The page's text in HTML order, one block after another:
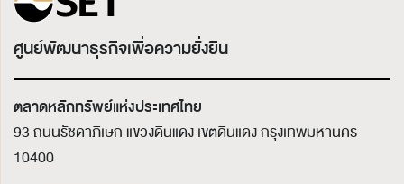
ศูนย์พัฒนาธุรกิจเพื่อความยั่งยืน
ตลาดหลักทรัพย์แห่งประเทศไทย
93 ถนนรัชดาภิเษก แขวงดินแดง เขตดินแดงกรุงเทพมหานคร
10400